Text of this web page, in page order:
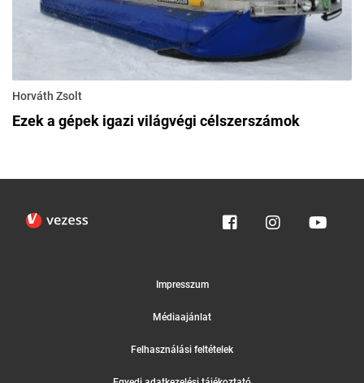
Horváth Zsolt
Ezek a gépek igazi világvégi célszerszámok
Impresszum
Médiaajánlat
Felhasználási feltételek